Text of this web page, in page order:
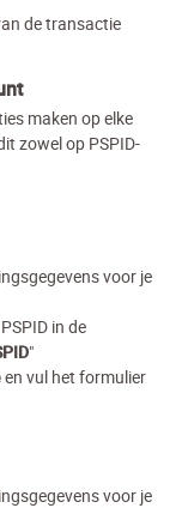
de transactie
maken op elke
zowel op PSPID-
voor je
in de
"
en vul het formulier
voor je